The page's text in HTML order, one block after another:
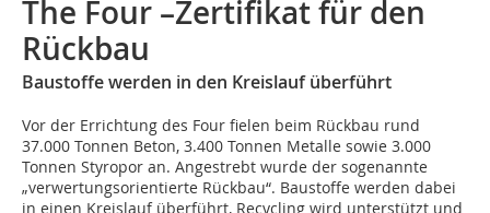
The Four –Zertifikat für den
Rückbau
Baustoffe werden in den Kreislauf überführt
Vor der Errichtung des Four fielen beim Rückbau rund
37.000 Tonnen Beton, 3.400 Tonnen Metalle sowie 3.000
Tonnen Styropor an. Angestrebt wurde der sogenannte
„verwertungsorientierte Rückbau“. Baustoffe werden dabei
in einen Kreislauf überführt, Recycling wird unterstützt und